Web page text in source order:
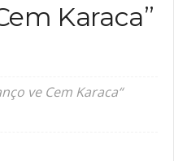
Karaca”
ve Cem Karaca“